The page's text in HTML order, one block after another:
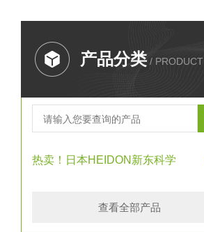
产品分类 / PRODUCT
热卖！日本HEIDON新东科学
查看全部产品